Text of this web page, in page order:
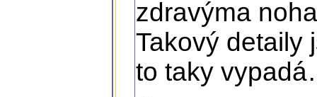
zdravýma
Takový detaily
to taky